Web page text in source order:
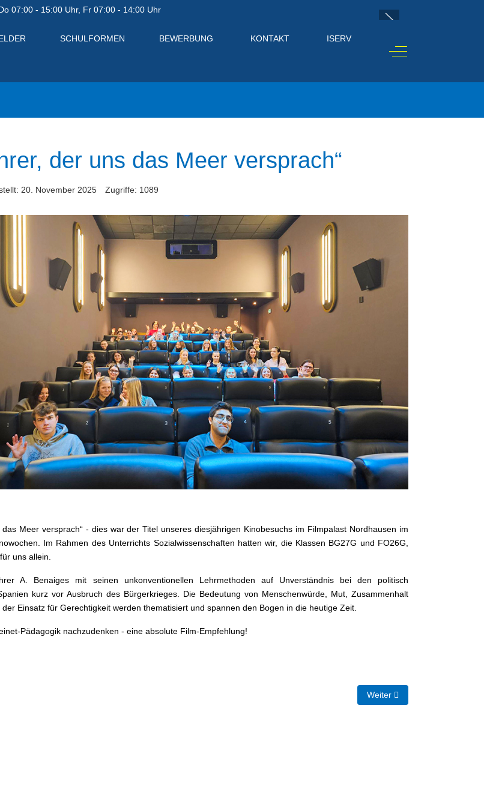
07:00 - 15:00 Uhr, Fr 07:00 - 14:00 Uhr
SCHULFORMEN BEWERBUNG KONTAKT ISERV
Off-Canvas Toggle
der uns das Meer versprach“
20. November 2025 Zugriffe: 1089
Meer versprach“ - dies war der Titel unseres diesjährigen Kinobesuchs im Filmpalast Nordhausen im
Im Rahmen des Unterrichts Sozialwissenschaften hatten wir, die Klassen BG27G und FO26G,
uns allein.
A. Benaiges mit seinen unkonventionellen Lehrmethoden auf Unverständnis bei den politisch
kurz vor Ausbruch des Bürgerkrieges. Die Bedeutung von Menschenwürde, Mut, Zusammenhalt
Einsatz für Gerechtigkeit werden thematisiert und spannen den Bogen in die heutige Zeit.
Pädagogik nachzudenken - eine absolute Film-Empfehlung!
wir auf uns aufmerksam! Nächster Beitrag: Exkursion
Weiter